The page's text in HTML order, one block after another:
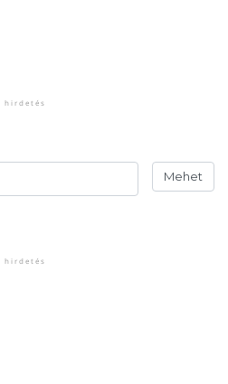
Mehet